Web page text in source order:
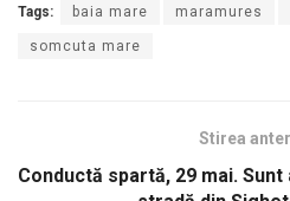
Tags: baia mare maramures
somcuta mare
Stirea
Conductă spartă, 29 mai.